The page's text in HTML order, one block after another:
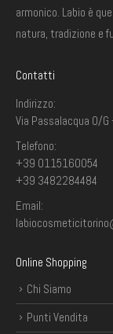
armonico. Labio è
natura, tradizione e
Contatti
Indirizzo:
Via Passalacqua 0/
Telefono:
+39 0115160054
+39 3482284484
Email:
Online Shopping
Chi Siamo
Punti Vendita